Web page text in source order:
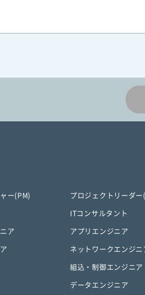
ー(PM) プロジェクトリーダー
ITコンサルタント
ア アプリエンジニア
ネットワークエンジニ
組込・制御エンジニア
データエンジニア